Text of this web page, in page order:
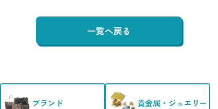
一覧へ戻る
ブランド 貴金属・ジュエリー